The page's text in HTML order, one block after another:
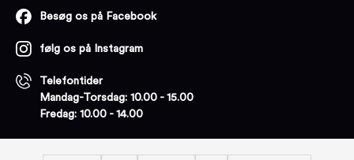
Besøg os på Facebook
følg os på Instagram
Telefontider
Mandag-Torsdag: 10.00 - 15.00
Fredag: 10.00 - 14.00